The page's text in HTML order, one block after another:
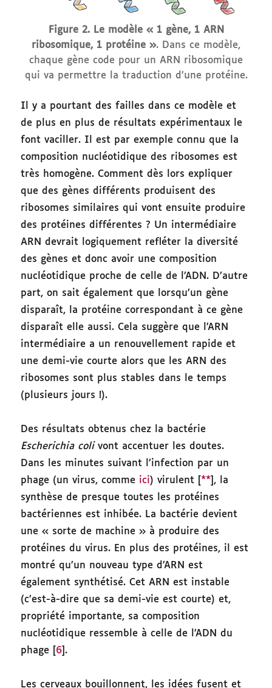
Figure 2. Le modèle « 1 gène, 1 ARN
ribosomique, 1 protéine ». Dans ce modèle,
chaque gène code pour un ARN ribosomique
qui va permettre la traduction d’une protéine.
Il y a pourtant des failles dans ce modèle et
de plus en plus de résultats expérimentaux le
font vaciller. Il est par exemple connu que la
composition nucléotidique des ribosomes est
très homogène. Comment dès lors expliquer
que des gènes différents produisent des
ribosomes similaires qui vont ensuite produire
des protéines différentes ? Un intermédiaire
ARN devrait logiquement refléter la diversité
des gènes et donc avoir une composition
nucléotidique proche de celle de l’ADN. D’autre
part, on sait également que lorsqu’un gène
disparaît, la protéine correspondant à ce gène
disparaît elle aussi. Cela suggère que l’ARN
intermédiaire a un renouvellement rapide et
une demi-vie courte alors que les ARN des
ribosomes sont plus stables dans le temps
(plusieurs jours !).
Des résultats obtenus chez la bactérie
Escherichia colivont accentuer les doutes.
Dans les minutes suivant l’infection par un
phage (un virus, comme ici) virulent [ ** ], la
synthèse de presque toutes les protéines
bactériennes est inhibée. La bactérie devient
une « sorte de machine » à produire des
protéines du virus. En plus des protéines, il est
montré qu’un nouveau type d’ARN est
également synthétisé. Cet ARN est instable
(c’est-à-dire que sa demi-vie est courte) et,
propriété importante, sa composition
nucléotidique ressemble à celle de l’ADN du
phage [ 6 ].
Les cerveaux bouillonnent, les idées fusent et